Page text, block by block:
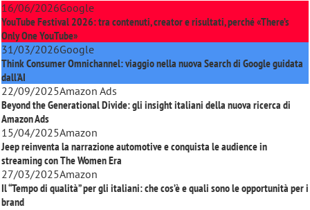
16/06/2026Google
YouTube Festival 2026: tra contenuti, creator e risultati, perché «There’s
Only One YouTube»
31/03/2026Google
Think Consumer Omnichannel: viaggio nella nuova Search di Google guidata
dall'AI
22/09/2025Amazon Ads
Beyond the Generational Divide: gli insight italiani della nuova ricerca di
Amazon Ads
15/04/2025Amazon
Jeep reinventa la narrazione automotive e conquista le audience in
streaming conThe Women Era
27/03/2025Amazon
Il “Tempo di qualità” per gli italiani: che cos’è e quali sono le opportunità per i
brand